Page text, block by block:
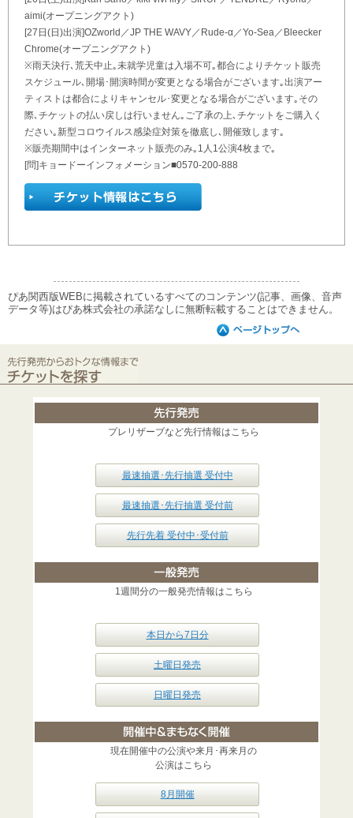
aimi(オープニングアクト)
[27日(日)出演]OZworld／JP THE WAVY／Rude-α／Yo-Sea／Bleecker
Chrome(オープニングアクト)
※雨天決行､荒天中止｡未就学児童は入場不可｡都合によりチケット販売
スケジュール､開場･開演時間が変更となる場合がございます｡出演アー
ティストは都合によりキャンセル･変更となる場合がございます｡その
際､チケットの払い戻しは行いません｡ご了承の上､チケットをご購入く
ださい｡新型コロウイルス感染症対策を徹底し､開催致します｡
※販売期間中はインターネット販売のみ｡1人1公演4枚まで｡
[問]キョードーインフォメーション■0570-200-888
ぴあ関西版WEBに掲載されているすべてのコンテンツ(記事、画像、音声
データ等)はぴあ株式会社の承諾なしに無断転載することはできません。
プレリザーブなど先行情報はこちら
最速抽選･先行抽選 受付中
最速抽選･先行抽選 受付前
先行先着 受付中･受付前
1週間分の一般発売情報はこちら
本日から7日分
土曜日発売
日曜日発売
現在開催中の公演や来月･再来月の
公演はこちら
8月開催